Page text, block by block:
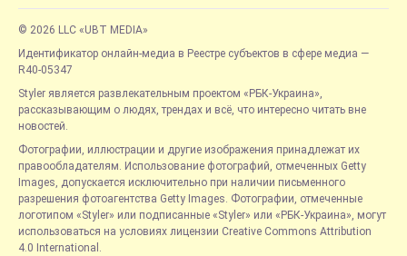
© 2026 LLC «UBT MEDIA»
Идентификатор онлайн-медиа в Реестре субъектов в сфере медиа —
R40-05347
Styler является развлекательным проектом «РБК-Украина»,
рассказывающим о людях, трендах и всё, что интересно читать вне
новостей.
Фотографии, иллюстрации и другие изображения принадлежат их
правообладателям. Использование фотографий, отмеченных Getty
Images, допускается исключительно при наличии письменного
разрешения фотоагентства Getty Images. Фотографии, отмеченные
логотипом «Styler» или подписанные «Styler» или «РБК-Украина», могут
использоваться на условиях лицензии Creative Commons Attribution
4.0 International.